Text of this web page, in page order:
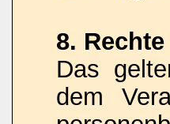
8.
Das
dem